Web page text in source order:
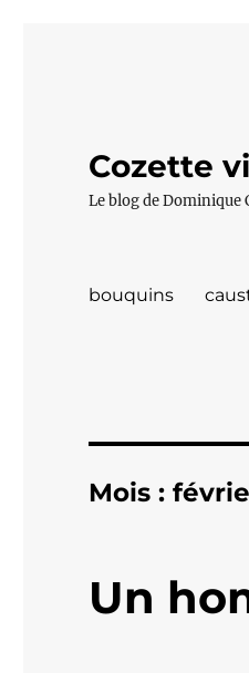
Cozette
Le blog de Dominique
bouquins
Mois :
Un